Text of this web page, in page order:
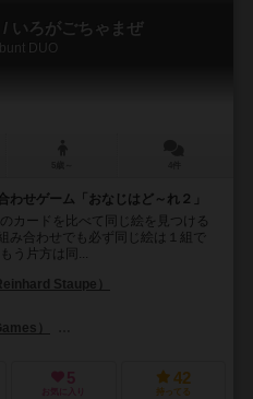
いろがごちゃまぜ
DUO
せゲーム「おなじはど～れ２」
カードを比べて同じ絵を見つける
み合わせでも必ず同じ絵は１組で
う片方は同...
Staupe）
）
5
お気に入り
42
持ってる